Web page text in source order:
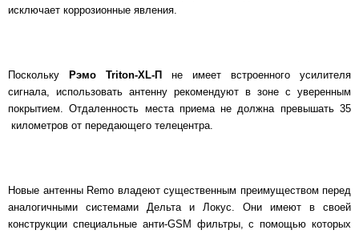
исключает коррозионные явления.
Поскольку Рэмо Triton-XL-П
не имеет встроенного усилителя
сигнала, использовать антенну рекомендуют в зоне с уверенным
покрытием. Отдаленность места приема не должна превышать 35
километров от передающего телецентра.
Новые антенны Remo владеют существенным преимуществом перед
аналогичными системами Дельта и Локус. Они имеют в своей
конструкции специальные анти-GSM фильтры, с помощью которых